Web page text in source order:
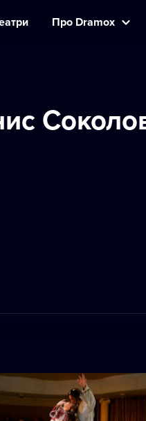
Прo Dramox